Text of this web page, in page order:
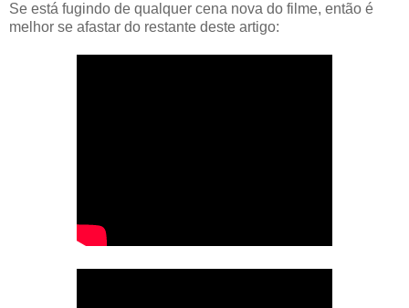
Se está fugindo de qualquer cena nova do filme, então é
melhor se afastar do restante deste artigo: